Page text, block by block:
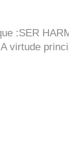
:SER
virtude